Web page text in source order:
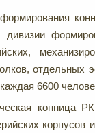
дивизии
отдельных
6600
конница
корпусов